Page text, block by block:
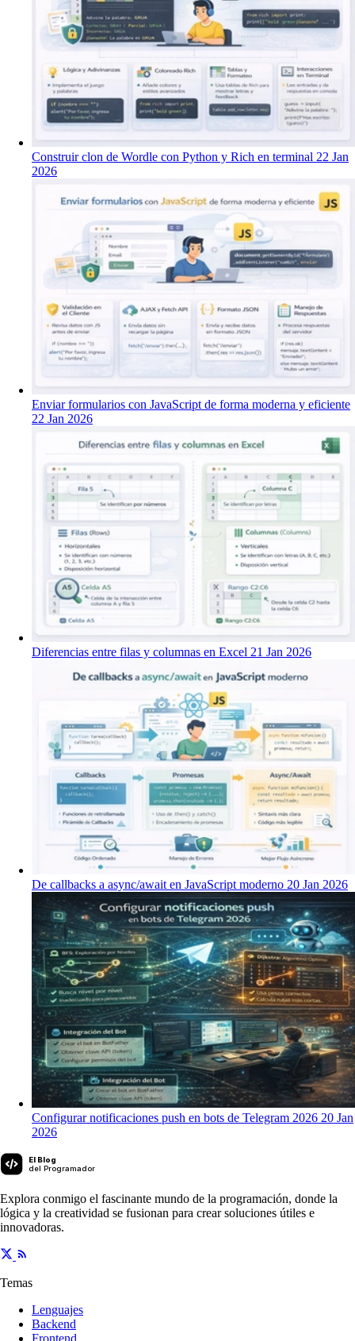
Construir clon de Wordle con Python y Rich en terminal 22 Jan
2026
Enviar formularios con JavaScript de forma moderna y eficiente
22 Jan 2026
Diferencias entre filas y columnas en Excel 21 Jan 2026
De callbacks a async/await en JavaScript moderno 20 Jan 2026
Configurar notificaciones push en bots de Telegram 2026 20 Jan
2026
El Blog
del Programador
Explora conmigo el fascinante mundo de la programación, donde la
lógica y la creatividad se fusionan para crear soluciones útiles e
innovadoras.
Temas
Lenguajes
Backend
Frontend